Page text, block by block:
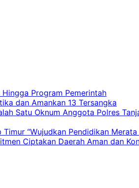
Program Pemerintah
dan Amankan 13 Tersangka
Satu Oknum Anggota Polres
“Wujudkan Pendidikan
Ciptakan Daerah Aman dan